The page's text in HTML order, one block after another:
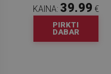
KAINA: 39.99 €
PIRKTI
DABAR